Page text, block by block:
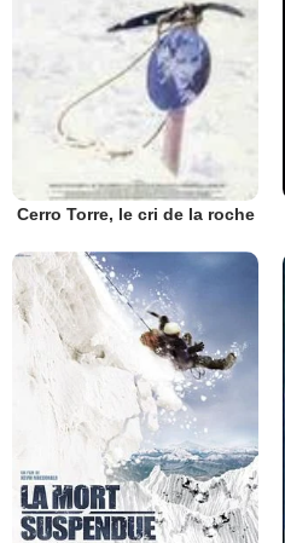
Cerro Torre, le cri de la roche